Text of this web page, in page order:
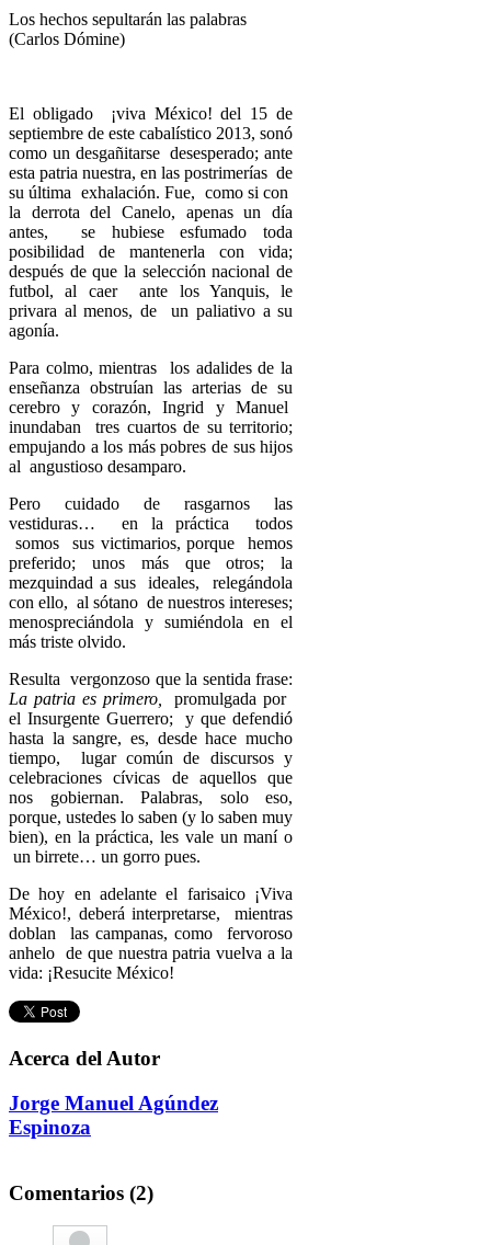
Los hechos sepultarán las palabras
(Carlos Dómine)
El obligado ¡viva México! del 15 de
septiembre de este cabalístico 2013, sonó
como un desgañitarse desesperado; ante
esta patria nuestra, en las postrimerías de
su última exhalación. Fue, como si con
la derrota del Canelo, apenas un día
antes, se hubiese esfumado toda
posibilidad de mantenerla con vida;
después de que la selección nacional de
futbol, al caer ante los Yanquis, le
privara al menos, de un paliativo a su
agonía.
Para colmo, mientras los adalides de la
enseñanza obstruían las arterias de su
cerebro y corazón, Ingrid y Manuel
inundaban tres cuartos de su territorio;
empujando a los más pobres de sus hijos
al angustioso desamparo.
Pero cuidado de rasgarnos las
vestiduras… en la práctica
todos
somos sus victimarios, porque hemos
preferido; unos más que otros; la
mezquindad a sus ideales, relegándola
con ello, al sótano de nuestros intereses;
menospreciándola y sumiéndola en el
más triste olvido.
Resulta vergonzoso que la sentida frase:
La patria es primero,
promulgada por
el Insurgente Guerrero; y que defendió
hasta la sangre, es, desde hace mucho
tiempo, lugar común de discursos y
celebraciones cívicas de aquellos que
nos gobiernan. Palabras, solo eso,
porque, ustedes lo saben (y lo saben muy
bien), en la práctica, les vale un maní o
un birrete… un gorro pues.
De hoy en adelante el farisaico ¡Viva
México!, deberá interpretarse, mientras
doblan las campanas, como fervoroso
anhelo de que nuestra patria vuelva a la
vida: ¡Resucite México!
Acerca del Autor
Jorge Manuel Agúndez
Espinoza
Comentarios (2)